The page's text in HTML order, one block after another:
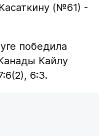
(№61) -
победила
Кайлу
6:3.